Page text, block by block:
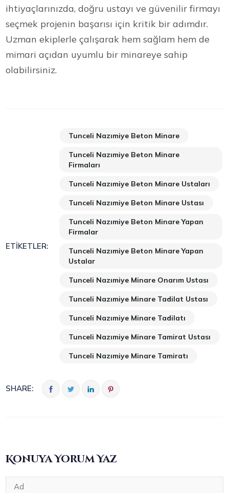
ihtiyaçlarınızda, doğru ustayı ve güvenilir firmayı
seçmek projenin başarısı için kritik bir adımdır.
Uzman ekiplerle çalışarak hem sağlam hem de
mimari açıdan uyumlu bir minareye sahip
olabilirsiniz.
ETIKETLER:
Tunceli Nazımiye Beton Minare
Tunceli Nazımiye Beton Minare
Firmaları
Tunceli Nazımiye Beton Minare Ustaları
Tunceli Nazımiye Beton Minare Ustası
Tunceli Nazımiye Beton Minare Yapan
Firmalar
Tunceli Nazımiye Beton Minare Yapan
Ustalar
Tunceli Nazımiye Minare Onarım Ustası
Tunceli Nazımiye Minare Tadilat Ustası
Tunceli Nazımiye Minare Tadilatı
Tunceli Nazımiye Minare Tamirat Ustası
Tunceli Nazımiye Minare Tamiratı
SHARE:
Konuya Yorum Yaz